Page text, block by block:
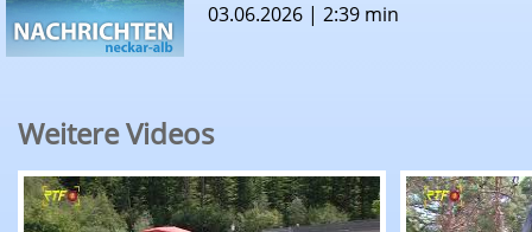
03.06.2026 | 2:39 min
Weitere Videos
RTF.1-Nachrichten: Ferienhock mit Oldtimer-
RTF.1-